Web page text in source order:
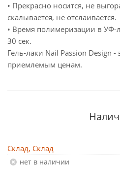
• Прекрасно носится, не
скалывается, не отслаивается.
• Время полимеризации в УФ-
30 сек.
Гель-лаки Nail Passion Design -
приемлемым ценам.
Склад, Склад
Нет в наличии